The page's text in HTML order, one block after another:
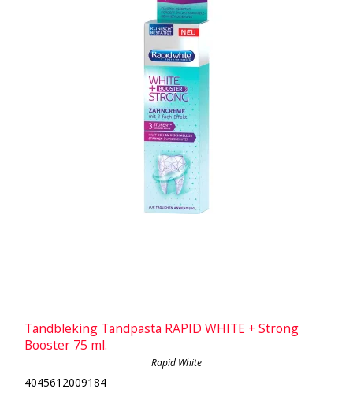
Tandbleking Tandpasta RAPID WHITE + Strong
Booster 75 ml.
Rapid White
4045612009184